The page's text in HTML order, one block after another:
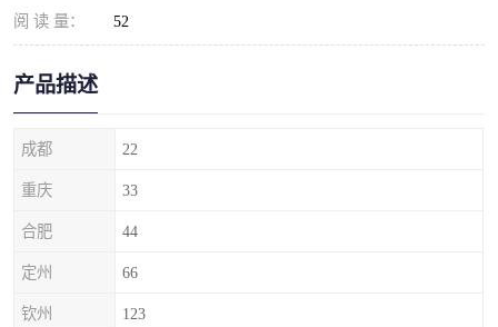
阅 读 量： 52
产品描述
成都 22
重庆 33
合肥 44
定州 66
钦州 123